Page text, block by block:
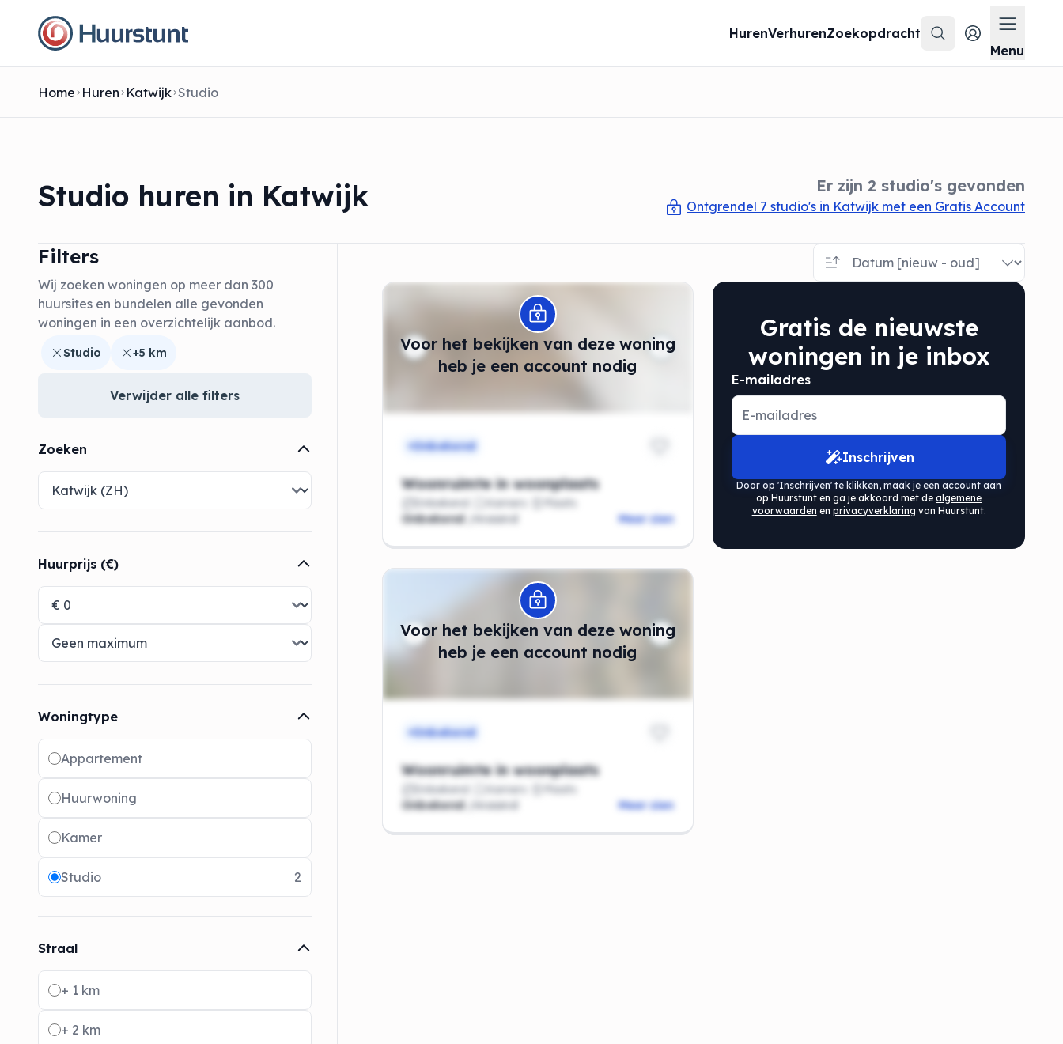
HurenVerhurenZoekopdracht
Zoeken
Menu
Menu
Home Huren Katwijk Studio
Studio huren in Katwijk Er zijn 2 studio's gevonden
Ontgrendel 7 studio's in Katwijk met een Gratis Account
Filters
Wij zoeken woningen op meer dan 300
huursites en bundelen alle gevonden
woningen in een overzichtelijk aanbod.
Studio +5 km
Verwijder alle filters
Zoeken
Huurprijs (€)
Woningtype
Radio buttons
Appartement
Huurwoning
Kamer
Studio 2
Straal
Radio buttons
+ 1 km
+ 2 km
Voor het bekijken van deze woning
heb je een account nodig
Modal openen
Onbekend
Woonruimte in woonplaats
Onbekend Kamers
Plaats
Onbekend
/maand Meer zien
Gratis de nieuwste
woningen in je inbox
E-mailadres
Inschrijven
Door op 'Inschrijven' te klikken, maak je een account aan
op Huurstunt en ga je akkoord met dealgemene
voorwaarden en privacyverklaring van Huurstunt.
Voor het bekijken van deze woning
heb je een account nodig
Modal openen
Onbekend
Woonruimte in woonplaats
Onbekend Kamers
Plaats
Onbekend
/maand Meer zien